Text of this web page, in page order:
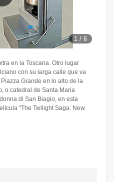
1 /6
en la Toscana. Otro lugar
con su larga calle que va
Grande en lo alto de la
o catedral de Santa Maria
di San Biagio, en esta
"The Twilight Saga: New